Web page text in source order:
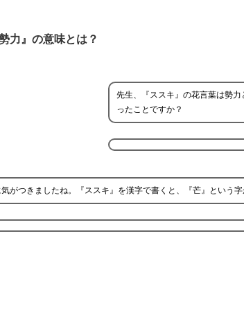
力』の意味とは？
先生、『ススキ』の花言葉は勢
ったことですか？
がつきましたね。『ススキ』を漢字で書くと、『芒』という字